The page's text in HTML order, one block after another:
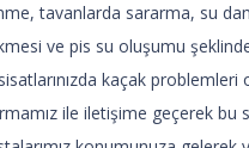
tavanlarda sararma, su
ve pis su oluşumu
kaçak problemleri
ile iletişime geçerek bu